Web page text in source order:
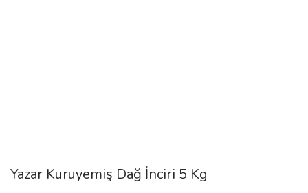
Yazar Kuruyemiş Dağ İnciri 5 Kg